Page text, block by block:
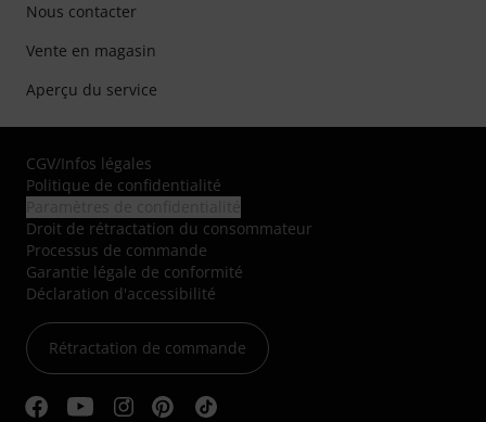
Nous contacter
Vente en magasin
Aperçu du service
CGV/Infos légales
Politique de confidentialité
Droit de rétractation du consommateur
Processus de commande
Garantie légale de conformité
Déclaration d'accessibilité
Rétractation de commande